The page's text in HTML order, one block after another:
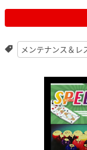
メンテナンス＆レ